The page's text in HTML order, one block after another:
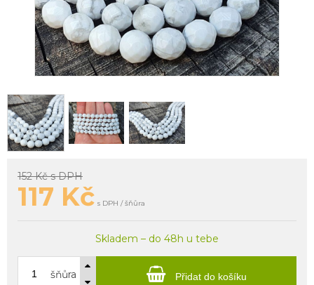
152 Kčs DPH
117 Kč s DPH / šňůra
Skladem – do 48h u tebe
šňůra Přidat do košíku